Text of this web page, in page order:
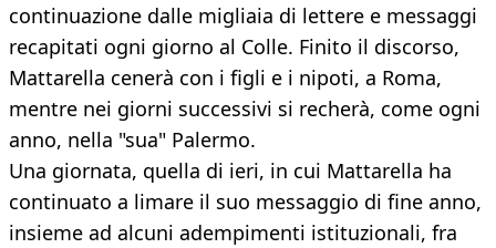
continuazione dalle migliaia di lettere e messaggi
recapitati ogni giorno al Colle. Finito il discorso,
Mattarella cenerà con i figli e i nipoti, a Roma,
mentre nei giorni successivi si recherà, come ogni
anno, nella "sua" Palermo.
Una giornata, quella di ieri, in cui Mattarella ha
continuato a limare il suo messaggio di fine anno,
insieme ad alcuni adempimenti istituzionali, fra